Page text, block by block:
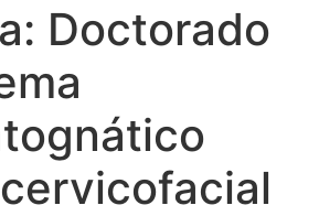
Doctorado